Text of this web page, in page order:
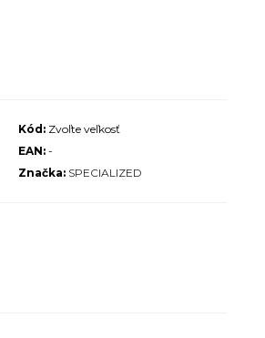
Kód: Zvoľte veľkosť
Značka: SPECIALIZED
EAN: -